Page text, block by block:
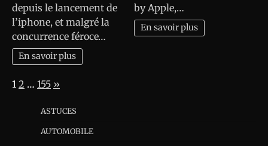
depuis le lancement de
l’iphone, et malgré la
concurrence féroce…
En savoir plus
by Apple,…
En savoir plus
Page:
1 2 … 155 Next
»
ASTUCES
AUTOMOBILE